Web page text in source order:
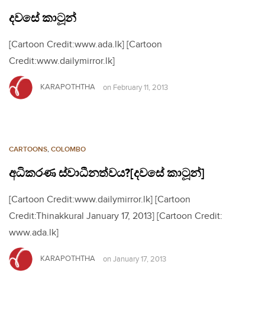
දවසේ කාටූන්
[Cartoon Credit:www.ada.lk] [Cartoon
Credit:www.dailymirror.lk]
KARAPOTHTHA on February 11, 2013
CARTOONS, COLOMBO
අධිකරණ ස්වාධීනත්වය?[දවසේ කාටූන්]
[Cartoon Credit:www.dailymirror.lk] [Cartoon
Credit:Thinakkural January 17, 2013] [Cartoon Credit:
www.ada.lk]
KARAPOTHTHA on January 17, 2013